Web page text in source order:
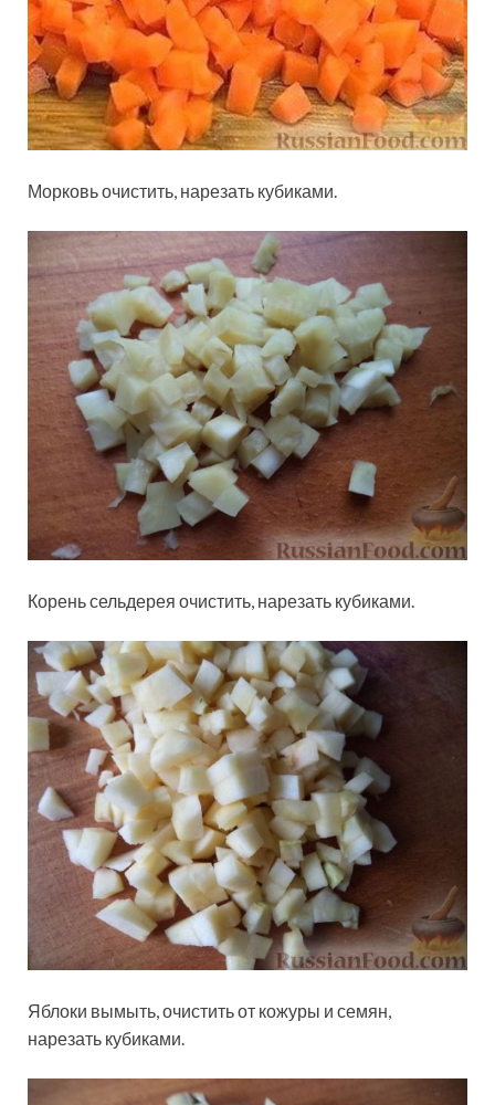
Морковь очистить, нарезать кубиками.
Корень сельдерея очистить, нарезать кубиками.
Яблоки вымыть, очистить от кожуры и семян,
нарезать кубиками.